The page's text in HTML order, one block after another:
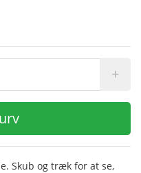
+
Skub og træk for at se,